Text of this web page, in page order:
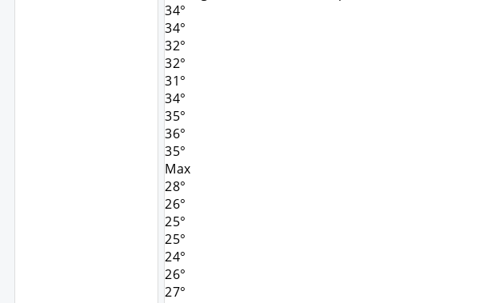
34°
34°
32°
32°
31°
34°
35°
36°
35°
Max
28°
26°
25°
25°
24°
26°
27°